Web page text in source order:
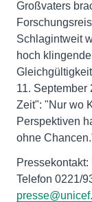
Großvaters
Schlagintweit
hoch
11. September
Zeit": "Nur wo
Perspektiven
ohne